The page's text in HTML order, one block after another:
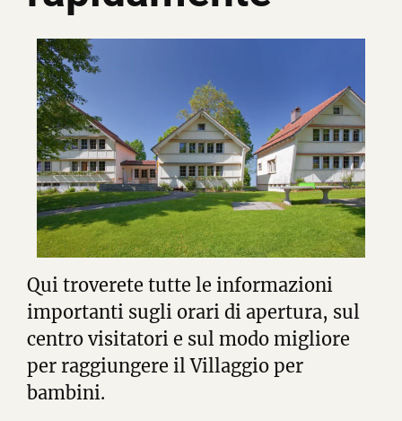
Qui troverete tutte le informazioni
importanti sugli orari di apertura, sul
centro visitatori e sul modo migliore
per raggiungere il Villaggio per
bambini.